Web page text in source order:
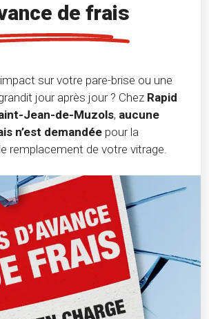
de frais
sur votre pare-brise ou une
jour après jour ? Chez Rapid
Jean-de-Muzols, aucune
n’est demandée pour la
remplacement de votre vitrage.